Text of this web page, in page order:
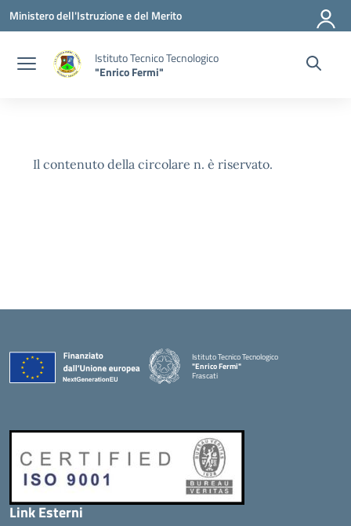
Vai ai contenuti
Vai al menu di navigazione
Vai al footer
Ministero dell'Istruzione e del Merito
Istituto Tecnico Tecnologico
"Enrico Fermi"
Il contenuto della circolare n. è riservato.
Istituto Tecnico Tecnologico
"Enrico Fermi"
Frascati
Link Esterni